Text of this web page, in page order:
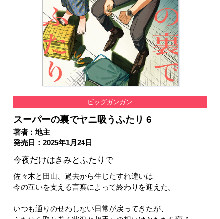
ビッグガンガン
スーパーの裏でヤニ吸うふたり 6
著者：地主
発売日：2025年1月24日
今夜だけはきみとふたりで
佐々木と田山、過去から生じたすれ違いは
今の互いを支える言葉によって終わりを迎えた。
いつも通りのせわしない日常が戻ってきたが、